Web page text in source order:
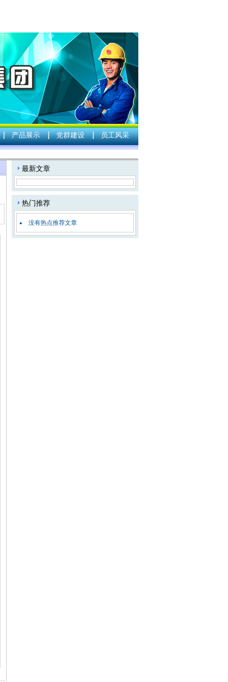
产品展示 党群建设
员工风采
最新文章
热门推荐
没有热点推荐文章